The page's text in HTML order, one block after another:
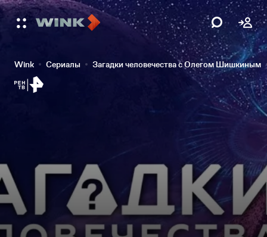
Wink Сериалы Загадки человечества с Олегом Шишкиным